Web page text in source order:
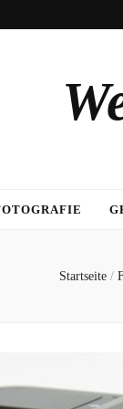
Startseite /